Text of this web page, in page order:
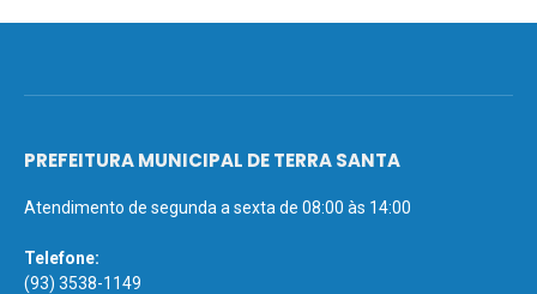
PREFEITURA MUNICIPAL DE TERRA SANTA
Atendimento de segunda a sexta de 08:00 às 14:00
Telefone:
(93) 3538-1149